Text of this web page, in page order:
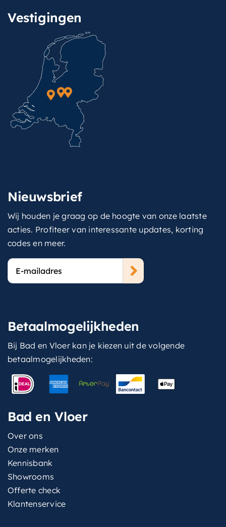
Vestigingen
Nieuwsbrief
Wij houden je graag op de hoogte van onze laatste
acties. Profiteer van interessante updates, korting
codes en meer.
E-
mailadres
Betaalmogelijkheden
Bij Bad en Vloer kan je kiezen uit de volgende
betaalmogelijkheden:
Bad en Vloer
Over ons
Onze merken
Kennisbank
Showrooms
Offerte check
Klantenservice